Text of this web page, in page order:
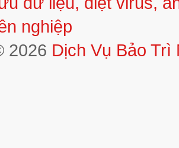
2026 Dịch Vụ Bảo Trì